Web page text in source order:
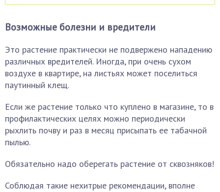
Возможные болезни и вредители
Это растение практически не подвержено нападению
различных вредителей. Иногда, при очень сухом
воздухе в квартире, на листьях может поселиться
паутинный клещ.
Если же растение только что куплено в магазине, то в
профилактических целях можно периодически
рыхлить почву и раз в месяц присыпать ее табачной
пылью.
Обязательно надо оберегать растение от сквозняков!
Соблюдая такие нехитрые рекомендации, вполне